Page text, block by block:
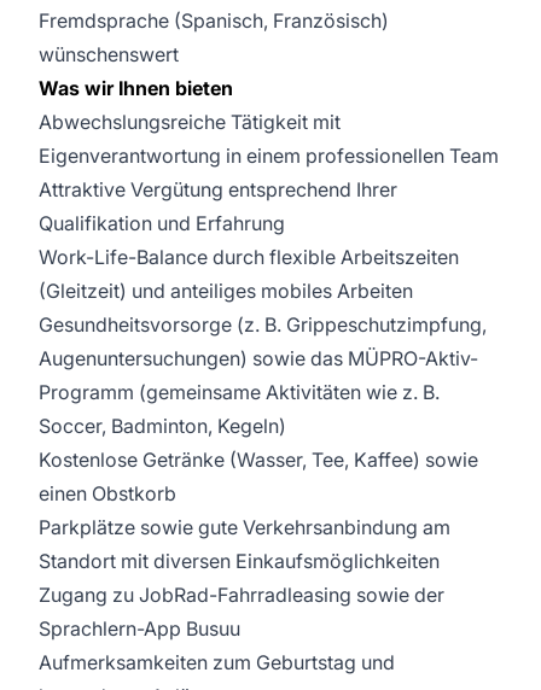
Fremdsprache (Spanisch, Französisch)
wünschenswert
Was wir Ihnen bieten
Abwechslungsreiche Tätigkeit mit
Eigenverantwortung in einem professionellen Team
Attraktive Vergütung entsprechend Ihrer
Qualifikation und Erfahrung
Work-Life-Balance durch flexible Arbeitszeiten
(Gleitzeit) und anteiliges mobiles Arbeiten
Gesundheitsvorsorge (z. B. Grippeschutzimpfung,
Augenuntersuchungen) sowie das MÜPRO-Aktiv-
Programm (gemeinsame Aktivitäten wie z. B.
Soccer, Badminton, Kegeln)
Kostenlose Getränke (Wasser, Tee, Kaffee) sowie
einen Obstkorb
Parkplätze sowie gute Verkehrsanbindung am
Standort mit diversen Einkaufsmöglichkeiten
Zugang zu JobRad-Fahrradleasing sowie der
Sprachlern-App Busuu
Aufmerksamkeiten zum Geburtstag und